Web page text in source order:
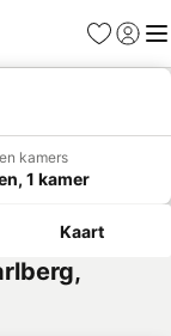
Favorieten
kamers
1 kamer
Kaart